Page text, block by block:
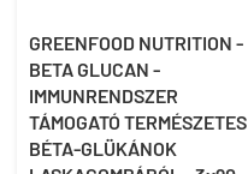
GREENFOOD NUTRITION -
BETA GLUCAN -
IMMUNRENDSZER
TÁMOGATÓ TERMÉSZETES
BÉTA-GLÜKÁNOK